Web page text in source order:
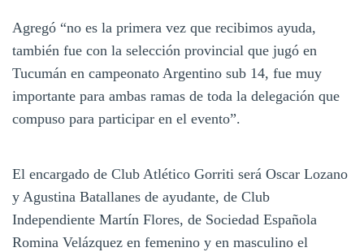
Agregó “no es la primera vez que recibimos ayuda,
también fue con la selección provincial que jugó en
Tucumán en campeonato Argentino sub 14, fue muy
importante para ambas ramas de toda la delegación que
compuso para participar en el evento”.
El encargado de Club Atlético Gorriti será Oscar Lozano
y Agustina Batallanes de ayudante, de Club
Independiente Martín Flores, de Sociedad Española
Romina Velázquez en femenino y en masculino el